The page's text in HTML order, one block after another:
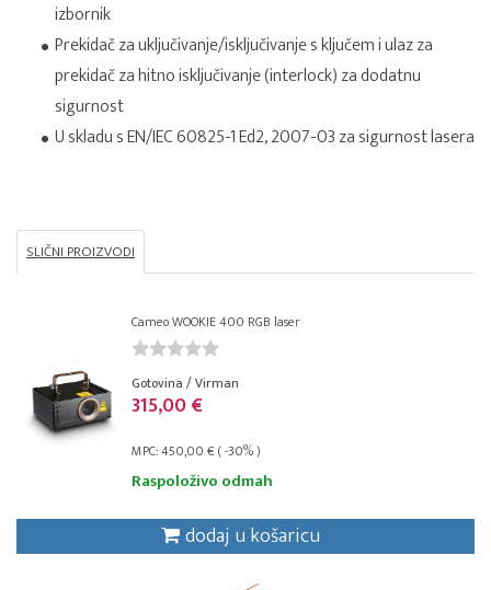
izbornik
Prekidač za uključivanje/isključivanje s ključem i ulaz za
prekidač za hitno isključivanje (interlock) za dodatnu
sigurnost
U skladu s EN/IEC 60825-1 Ed2, 2007-03 za sigurnost lasera
SLIČNI PROIZVODI
Cameo WOOKIE 400 RGB laser
Gotovina / Virman
315,00 €
MPC: 450,00 € ( -30% )
Raspoloživo odmah
dodaj u košaricu